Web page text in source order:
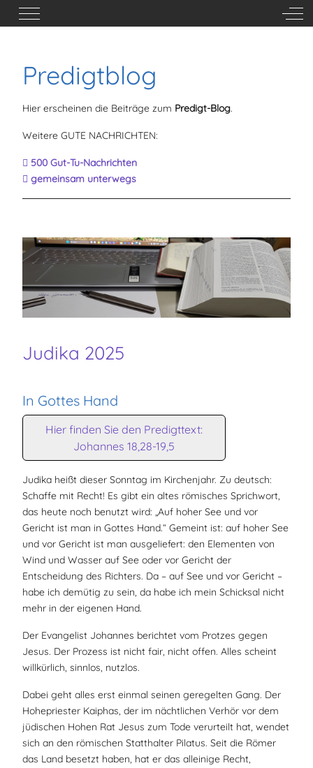
Mobile Menu Toggle Off-
Predigtblog
Hier erscheinen die Beiträge zum Predigt-Blog.
Weitere GUTE NACHRICHTEN:
500 Gut-Tu-Nachrichten
gemeinsam unterwegs
Judika 2025
In Gottes Hand
Hier finden Sie den Predigttext:
Johannes 18,28-19,5
Judika heißt dieser Sonntag im Kirchenjahr. Zu deutsch:
Schaffe mit Recht! Es gibt ein altes römisches Sprichwort,
das heute noch benutzt wird: „Auf hoher See und vor
Gericht ist man in Gottes Hand.“ Gemeint ist: auf hoher See
und vor Gericht ist man ausgeliefert: den Elementen von
Wind und Wasser auf See oder vor Gericht der
Entscheidung des Richters. Da – auf See und vor Gericht –
habe ich demütig zu sein, da habe ich mein Schicksal nicht
mehr in der eigenen Hand.
Der Evangelist Johannes berichtet vom Protzes gegen
Jesus. Der Prozess ist nicht fair, nicht offen. Alles scheint
willkürlich, sinnlos, nutzlos.
Dabei geht alles erst einmal seinen geregelten Gang. Der
Hohepriester Kaiphas, der im nächtlichen Verhör vor dem
jüdischen Hohen Rat Jesus zum Tode verurteilt hat, wendet
sich an den römischen Statthalter Pilatus. Seit die Römer
das Land besetzt haben, hat er das alleinige Recht,